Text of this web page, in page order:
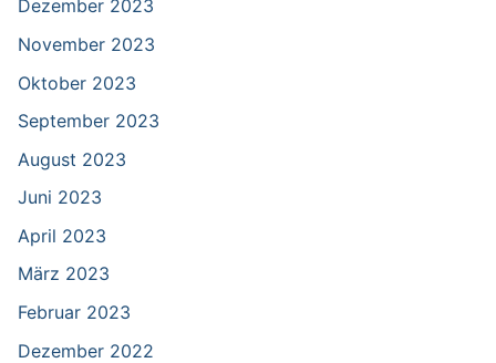
Dezember 2023
November 2023
Oktober 2023
September 2023
August 2023
Juni 2023
April 2023
März 2023
Februar 2023
Dezember 2022